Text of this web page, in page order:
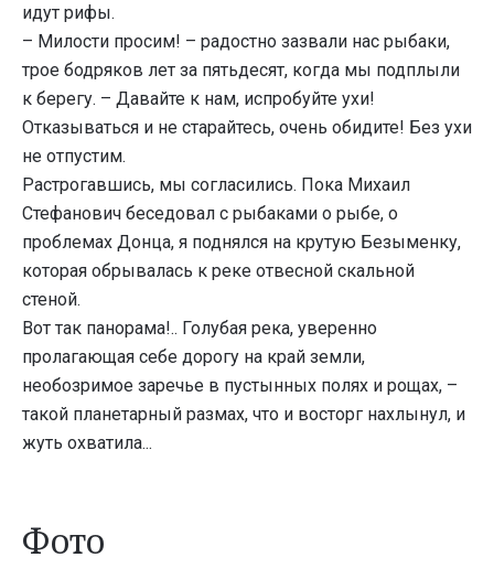
идут рифы.
– Милости просим! – радостно зазвали нас рыбаки,
трое бодряков лет за пятьдесят, когда мы подплыли
к берегу. – Давайте к нам, испробуйте ухи!
Отказываться и не старайтесь, очень обидите! Без ухи
не отпустим.
Растрогавшись, мы согласились. Пока Михаил
Стефанович беседовал с рыбаками о рыбе, о
проблемах Донца, я поднялся на крутую Безыменку,
которая обрывалась к реке отвесной скальной
стеной.
Вот так панорама!.. Голубая река, уверенно
пролагающая себе дорогу на край земли,
необозримое заречье в пустынных полях и рощах, –
такой планетарный размах, что и восторг нахлынул, и
жуть охватила...
Фото